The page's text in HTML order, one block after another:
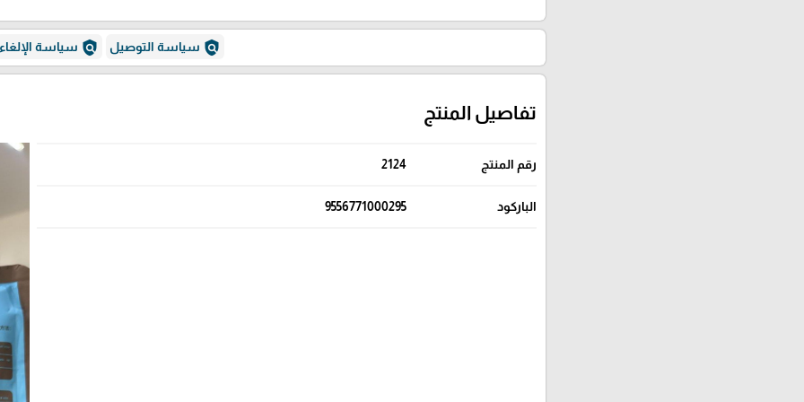
policy سياسة التوصيل policy سياسة الإلغاء
تفاصيل المنتج
رقم المنتج 2124
الباركود 9556771000295